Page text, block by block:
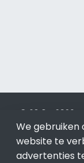
© 2019 - 2026
Internet.
optimalisatie No
We gebruiken
website te
advertenties